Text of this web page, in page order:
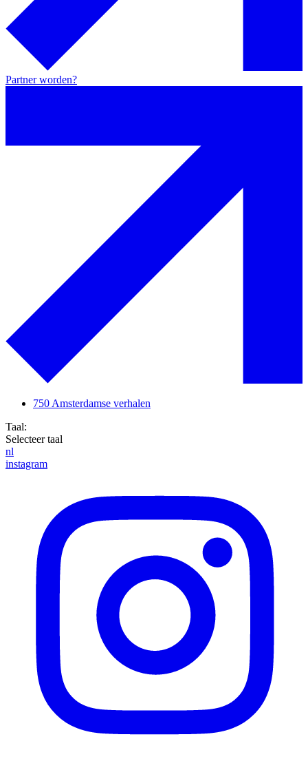
Partner worden?
750 Amsterdamse verhalen
Taal:
Selecteer taal
nl
instagram